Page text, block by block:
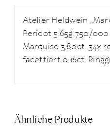
Atelier Heldwein
Peridot 5,65g 750/
Marquise 3,80ct. 34x
facettiert 0,16ct.
Ähnliche Produkte